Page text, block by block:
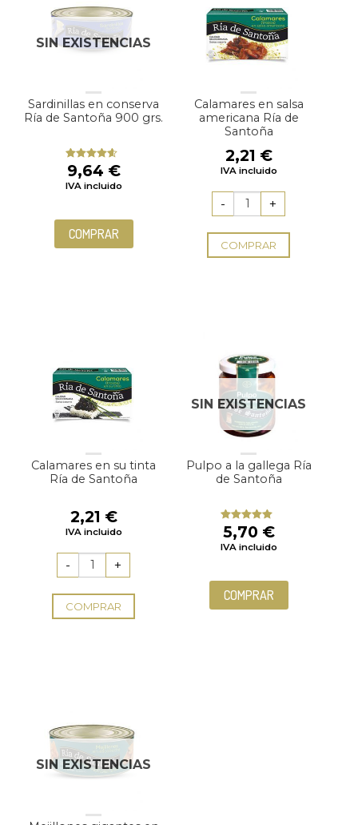
SIN EXISTENCIAS
Sardinillas en conserva
Ría de Santoña 900 grs.
Valorado
con4.33
de 5
9,64 €
IVA incluido
COMPRAR
Calamares en salsa
americana Ría de
Santoña
2,21 €
IVA incluido
COMPRAR
Calamares en su tinta
Ría de Santoña
2,21 €
IVA incluido
COMPRAR
SIN EXISTENCIAS
Pulpo a la gallega Ría
de Santoña
Valorado
con5.00
de
5
5,70 €
IVA incluido
COMPRAR
SIN EXISTENCIAS